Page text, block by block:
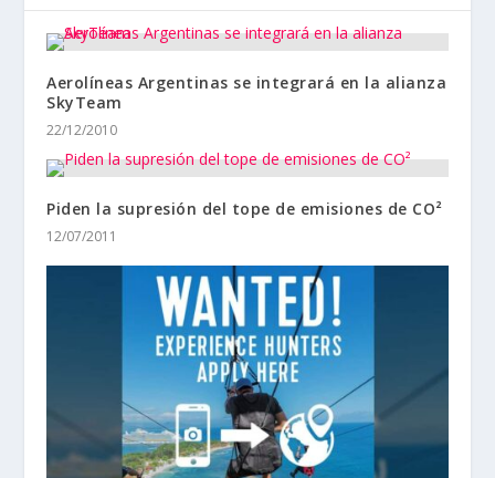
Aerolíneas Argentinas se integrará en la alianza
SkyTeam
22/12/2010
Piden la supresión del tope de emisiones de CO²
12/07/2011